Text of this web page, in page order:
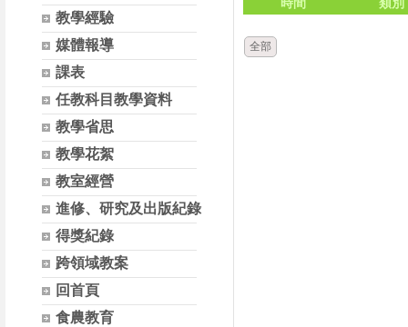
教學經驗
媒體報導
課表
任教科目教學資料
教學省思
教學花絮
教室經營
進修、研究及出版紀錄
得獎紀錄
跨領域教案
回首頁
食農教育
全部